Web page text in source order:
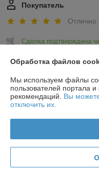
Покупатель
Отлично
Сделка подтверждена
О нас
Доставка и оплата
Обработка файлов
Мы используем файлы
пользователей портала
рекомендаций. Вы
отключить их.